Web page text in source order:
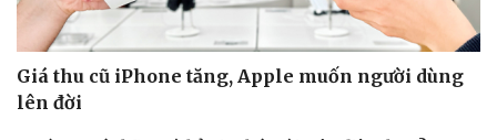
Giá thu cũ iPhone tăng, Apple muốn người dùng
lên đời